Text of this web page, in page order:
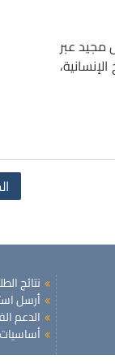
مجيد عبر
نتائج
أرسل
الدعم